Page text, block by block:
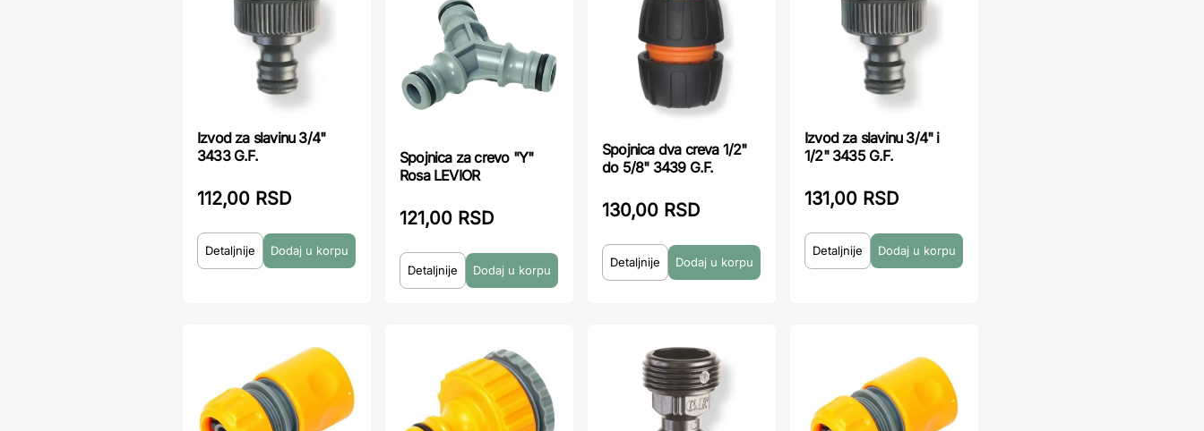
Izvod za slavinu 3/4"
3433 G.F.
112,00 RSD
Detaljnije
Spojnica za crevo "Y"
Rosa LEVIOR
121,00 RSD
Detaljnije
Spojnica dva creva 1/2"
do 5/8" 3439 G.F.
130,00 RSD
Detaljnije
Izvod za slavinu 3/4" i
1/2" 3435 G.F.
131,00 RSD
Detaljnije